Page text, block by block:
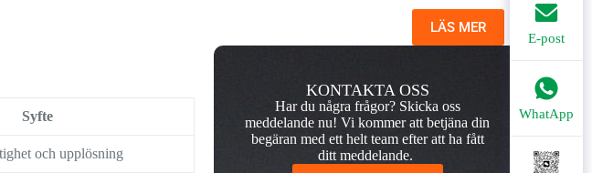
E-post
WhatApp
Syfte
och upplösning
LÄS MER
KONTAKTA OSS
Har du några frågor? Skicka oss
meddelande nu! Vi kommer att betjäna din
begäran med ett helt team efter att ha fått
ditt meddelande.